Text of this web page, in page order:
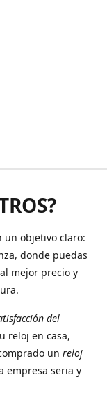
un objetivo claro:
donde puedas
mejor precio y
del
reloj en casa,
un reloj
empresa seria y